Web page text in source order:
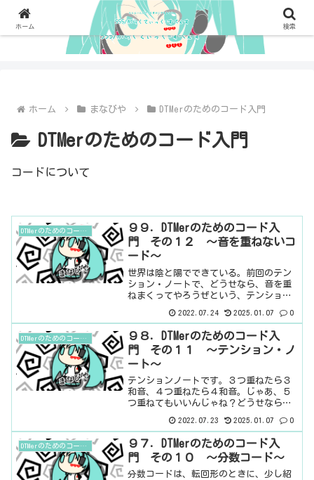
ホーム まなびや DTMerのためのコード入門
DTMerのためのコード入門
コードについて
DTMerのためのコード入門
９９．DTMerのためのコード入
門 その１２ ～音を重ねないコ
ード～
世界は陰と陽でできている。前回のテン
ション・ノートで、どうせなら、音を重
ねまくってやろうぜという、テンション
に、音なんて重ねない方がよくね？とい
うテンション低めのやつもいるというこ
とです。とは言え、音を重ね...
2022.07.24 2025.01.07 0
DTMerのためのコード入門
９８．DTMerのためのコード入
門 その１１ ～テンション・ノ
ート～
テンションノートです。３つ重ねたら３
和音、４つ重ねたら４和音。じゃあ、５
つ重ねてもいいんじゃね？どうせなら６
７つ重ねてやんぜ。と、テンションがあ
がっちゃってる状態がテンション・ノー
トです（大嘘）。４和音が...
2022.07.23 2025.01.07 0
DTMerのためのコード入門
９７．DTMerのためのコード入
門 その１０ ～分数コード～
分数コードは、転回形のときに、少し紹
ホーム 検索